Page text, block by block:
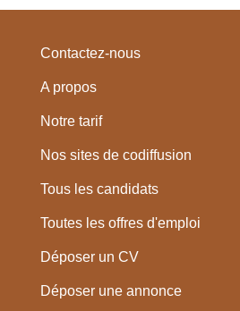
Contactez-nous
A propos
Notre tarif
Nos sites de codiffusion
Tous les candidats
Toutes les offres d'emploi
Déposer un CV
Déposer une annonce